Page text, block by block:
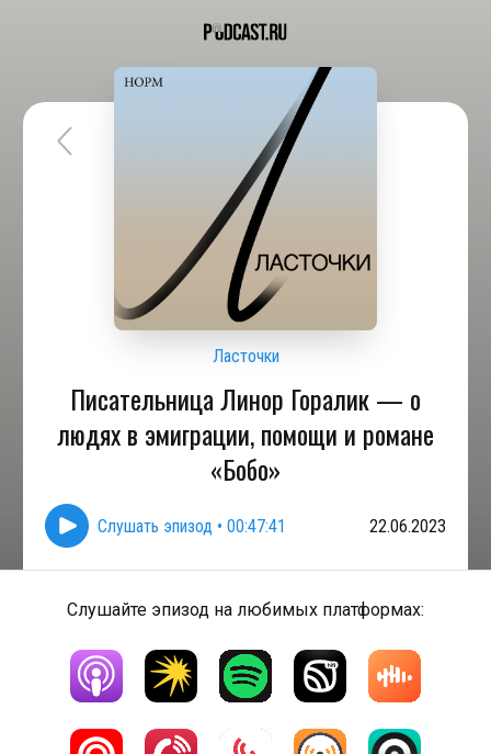
Ласточки
Писательница Линор Горалик — о
людях в эмиграции, помощи и романе
«Бобо»
Слушать эпизод • 00:47:41 22.06.2023
Слушайте эпизод на любимых платформах: